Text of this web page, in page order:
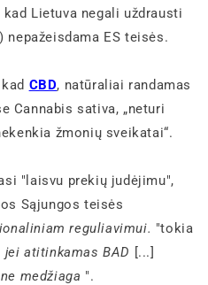
Lietuva negali uždrausti
nepažeisdama ES teisės.
CBD, natūraliai randamas
Cannabis sativa, „neturi
žmonių sveikatai“.
"laisvu prekių judėjimu",
Sąjungos teisės
reguliavimui. "tokia
jei atitinkamas BAD [...]
medžiaga ".